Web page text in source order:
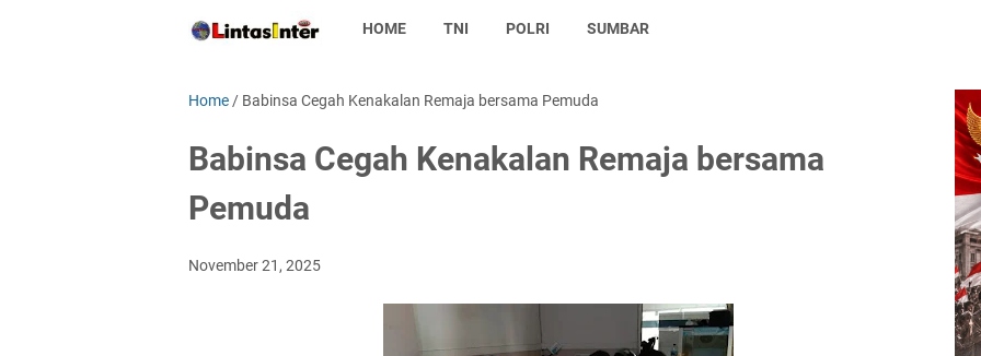
HOME TNI POLRI SUMBAR
Home / Babinsa Cegah Kenakalan Remaja bersama Pemuda
Babinsa Cegah Kenakalan Remaja bersama
Pemuda
November 21, 2025